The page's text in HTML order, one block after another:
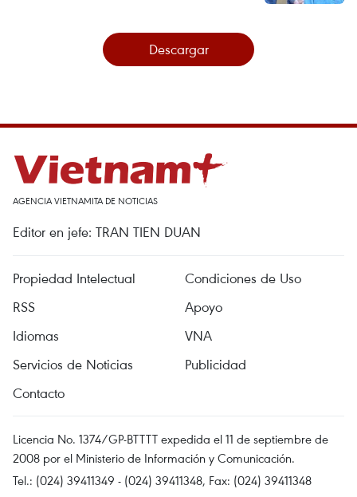
Descargar
AGENCIA VIETNAMITA DE NOTICIAS
Editor en jefe: TRAN TIEN DUAN
Propiedad Intelectual
Condiciones de Uso
RSS
Apoyo
Idiomas
VNA
Servicios de Noticias
Publicidad
Contacto
Licencia No. 1374/GP-BTTTT expedida el 11 de septiembre de
2008 por el Ministerio de Información y Comunicación.
Tel.: (024) 39411349 - (024) 39411348, Fax: (024) 39411348